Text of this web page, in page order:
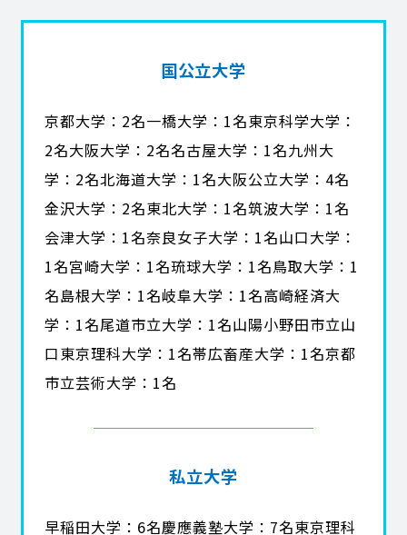
国公立大学
京都大学：2名一橋大学：1名東京科学大学：
2名大阪大学：2名名古屋大学：1名九州大
学：2名北海道大学：1名大阪公立大学：4名
金沢大学：2名東北大学：1名筑波大学：1名
会津大学：1名奈良女子大学：1名山口大学：
1名宮崎大学：1名琉球大学：1名鳥取大学：1
名島根大学：1名岐阜大学：1名高崎経済大
学：1名尾道市立大学：1名山陽小野田市立山
口東京理科大学：1名帯広畜産大学：1名京都
市立芸術大学：1名
私立大学
早稲田大学：6名慶應義塾大学：7名東京理科